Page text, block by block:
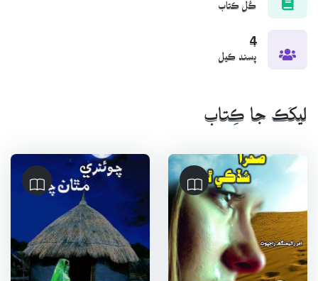
اوارڊ ۽ سندس ٻِن ڪتابن ”لُڙڪن سان لبريز خط“ ۽ ”ڌرا سرنگهي
ڍاٽ“ تي انجمن ترقي پسند مصنفين پاران اوارڊ مليل آهن
ڪُل ڪتاب
4
پسند ڪيل
ليکَڪ جا ڪِتاب